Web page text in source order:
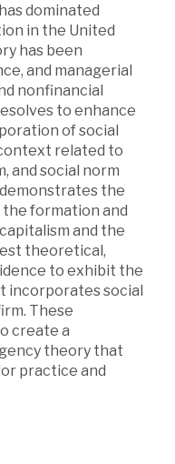
dominated
in the United
has been
and managerial
nonfinancial
to enhance
of social
related to
and social norm
the
formation and
and the
theoretical,
to exhibit the
incorporates social
These
create a
theory that
practice and